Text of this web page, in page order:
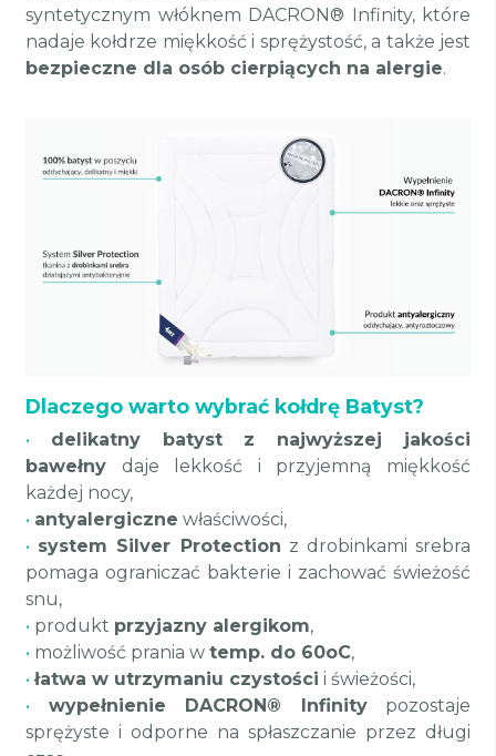
syntetycznym włóknem DACRON® Infinity, które
nadaje kołdrze miękkość i sprężystość, a także jest
bezpieczne dla osób cierpiących na alergie.
Dlaczego warto wybrać kołdrę Batyst?
•
delikatny batyst z najwyższej jakości
bawełny daje lekkość i przyjemną miękkość
każdej nocy,
• antyalergiczne właściwości,
• system Silver Protection z drobinkami srebra
pomaga ograniczać bakterie i zachować świeżość
snu,
• produkt przyjazny alergikom,
• możliwość prania w temp. do 60oC,
• łatwa w utrzymaniu czystości i świeżości,
•
wypełnienie DACRON® Infinitypozostaje
sprężyste i odporne na spłaszczanie przez długi